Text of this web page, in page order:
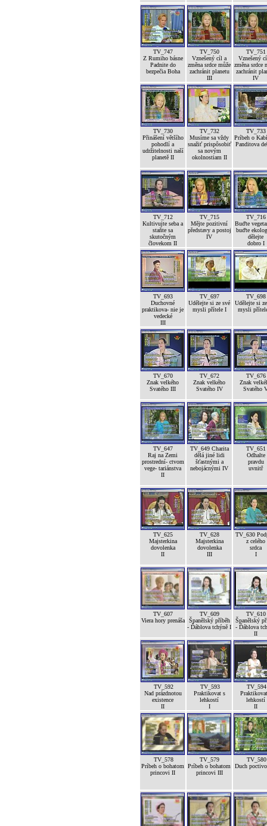
TV_747
Z Rumiho básne
Padnite do
bezpečia Boha
TV_750
Vznešený cíl a
změna srdce může
zachránit planetu
III
TV_751
Vznešený
změna srdce
zachránit
IV
TV_730
Přinášení většího
pohodlí a
udržitelnosti naší
planetě II
TV_732
Musíme sa vždy
snažiť prispôsobiť
sa novým
okolnostiam II
TV_733
Príbeh o
Panditova
TV_712
Kultivujte seba a
staňte sa
skutočným
človekom II
TV_715
Mějte pozitivní
představy a postoj
IV
TV_716
Buďte
buďte
dělejte
dobro I
TV_693
Duchovné
praktikova- nie je
vedecké
III
TV_697
Udělejte si ze své
mysli přítele I
TV_698
Udělejte si
mysli
TV_670
Znak velkého
Svatého III
TV_672
Znak velkého
Svatého IV
TV_676
Znak
Svatého
TV_647
Raj na Zemi
prostrední- ctvom
vege- tariánstva
II
TV_649 Charita
dělá jiné lidi
šťastnými a
nebojácnými IV
TV_651
Odhalte
pravdu
uvnitř
TV_625
Majsterkina
dovolenka
II
TV_628
Majsterkina
dovolenka
III
TV_630
z celého
srdca
I
TV_607
Viera hory prenáša
TV_609
Španělský příběh
- Ďáblova tchýně I
TV_610
Španělský
- Ďáblova
II
TV_592
Nad prázdnotou
existence
II
TV_593
Praktikovat s
lehkostí
I
TV_594
lehkostí
II
TV_578
Príbeh o bohatom
princovi II
TV_579
Príbeh o bohatom
princovi III
TV_580
Duch